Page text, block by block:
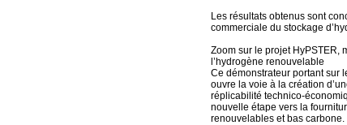
Les résultats obtenus sont
commerciale du stockage
Zoom sur le projet HyPSTER,
l’hydrogène renouvelable
Ce démonstrateur portant sur
ouvre la voie à la création
réplicabilité technico-
nouvelle étape vers la
renouvelables et bas carbone.